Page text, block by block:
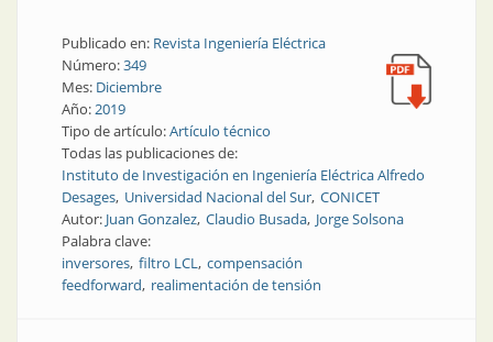
Publicado en: Revista Ingeniería Eléctrica
Número:349
Mes: Diciembre
Año:2019
Tipo de artículo:Artículo técnico
Todas las publicaciones de:
Instituto de Investigación en Ingeniería Eléctrica Alfredo
Desages Universidad Nacional del Sur CONICET
Autor: Juan Gonzalez Claudio Busada Jorge Solsona
Palabra clave:
inversores filtro LCL compensación
feedforward realimentación de tensión